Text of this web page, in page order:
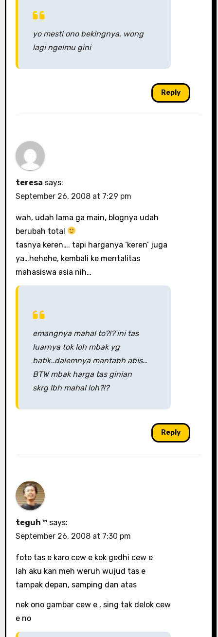
yo mesti ono bekingnya, wong
lagi ngelmu gini
Reply
teresa says:
September 26, 2008 at 7:29 pm
wah, udah lama ga main, blognya udah
berubah total
tasnya keren…. tapi harganya ‘keren’ juga
ya…hehehe, kembali ke mentalitas
mahasiswa asia nih…
emangnya mahal to?!? ini tas
luarnya tok loh mbak yg
batik..dalemnya mantabh abis…
BTW mbak harga tas ginian
skrg lbh mahal loh?!?
Reply
teguh ™ says:
September 26, 2008 at 7:30 pm
foto tas e karo cew e kok gedhi cew e
lah aku kan meh weruh wujud tas e
tampak depan, samping dan atas
nek ono gambar cew e , sing tak delok cew
e no